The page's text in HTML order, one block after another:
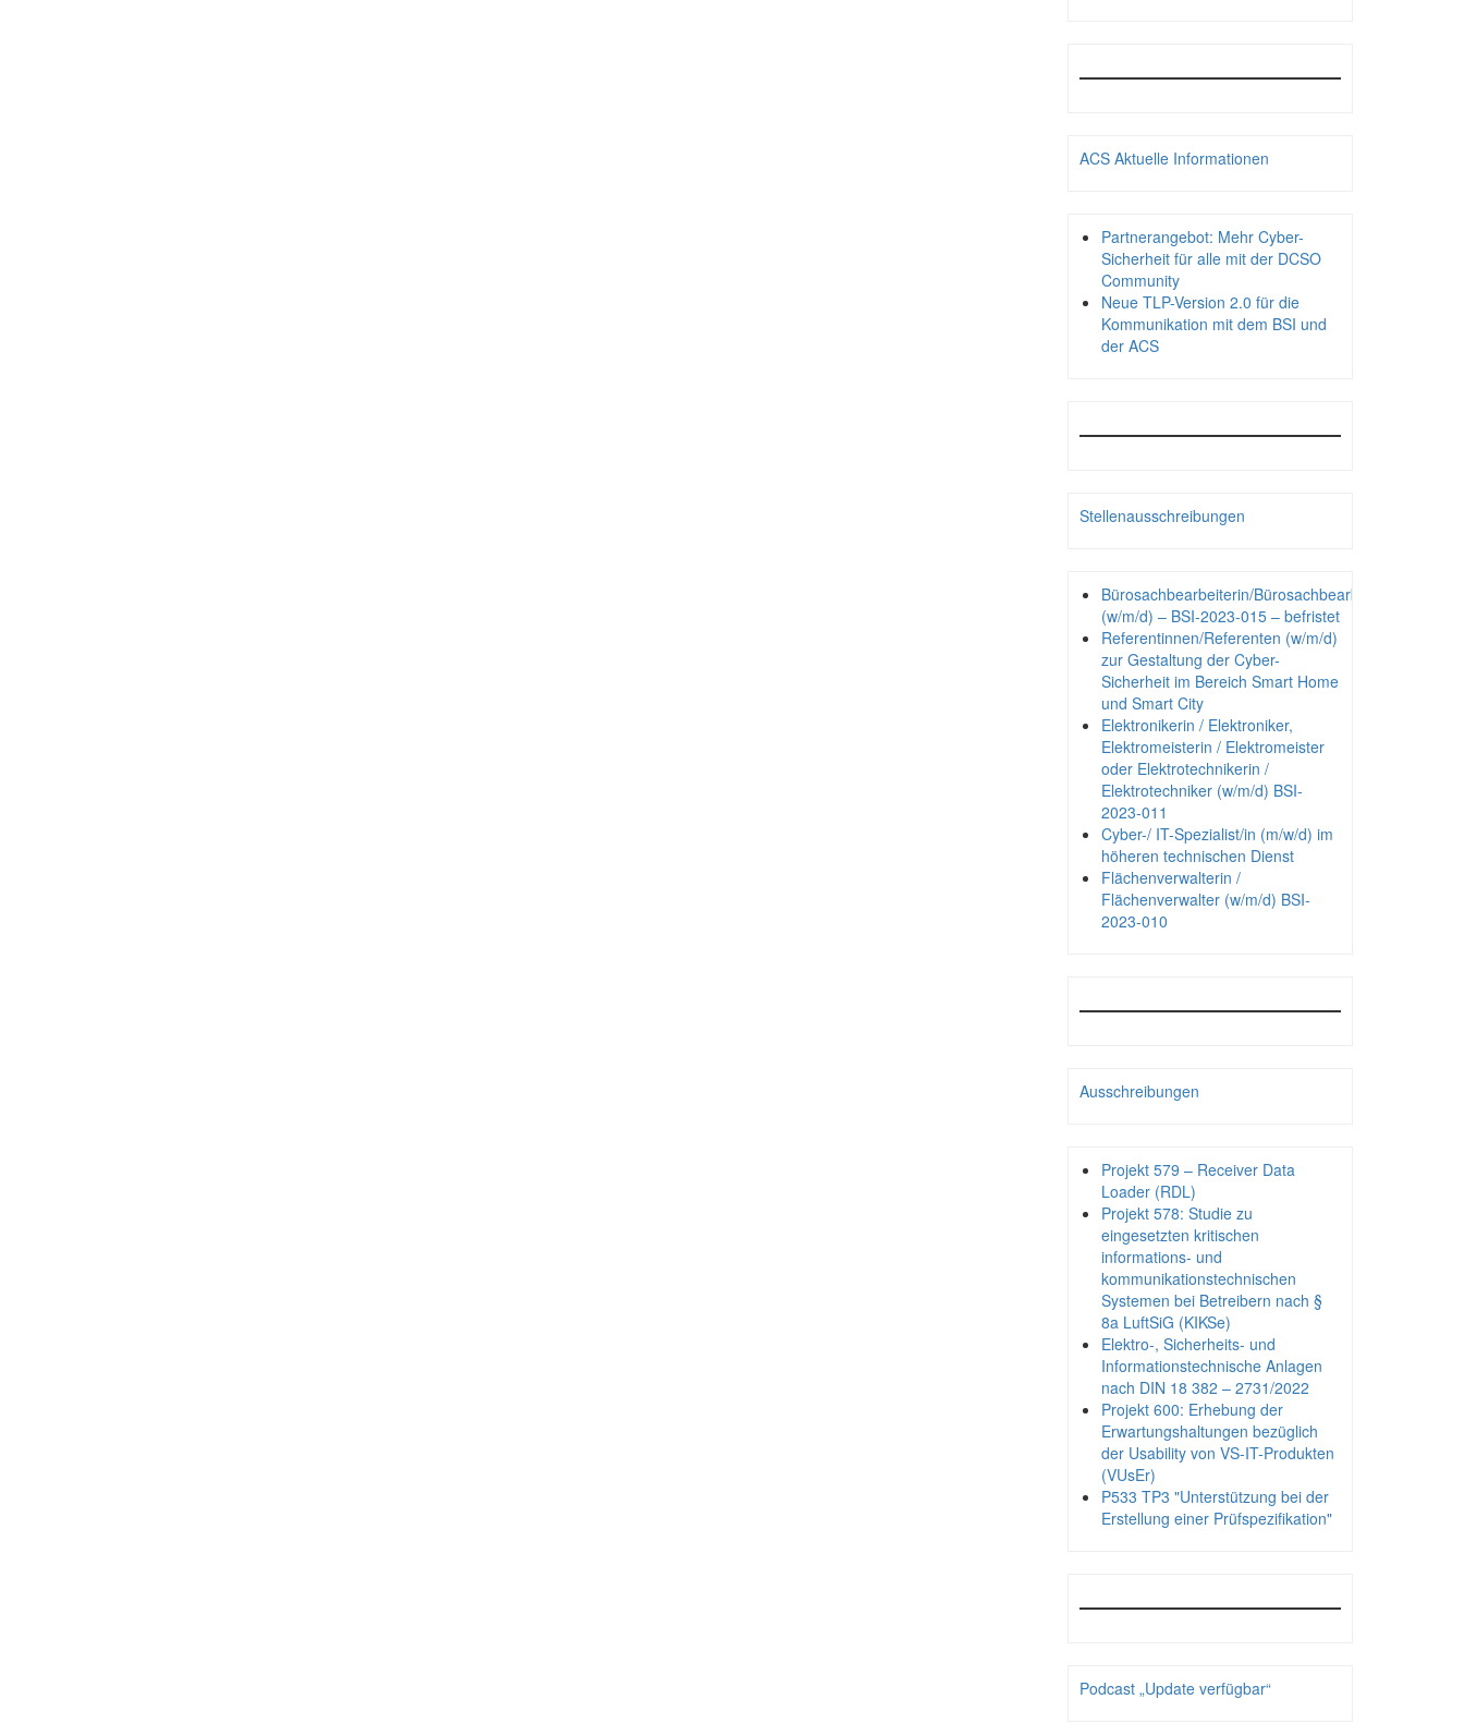
ACS Aktuelle Informationen
Partnerangebot: Mehr Cyber-
Sicherheit für alle mit der DCSO
Community
Neue TLP-Version 2.0 für die
Kommunikation mit dem BSI und
der ACS
Stellenausschreibungen
Bürosachbearbeiterin/Bürosachbearbeiter
(w/m/d) – BSI-2023-015 – befristet
Referentinnen/Referenten (w/m/d)
zur Gestaltung der Cyber-
Sicherheit im Bereich Smart Home
und Smart City
Elektronikerin / Elektroniker,
Elektromeisterin / Elektromeister
oder Elektrotechnikerin /
Elektrotechniker (w/m/d) BSI-
2023-011
Cyber-/ IT-Spezialist/in (m/w/d) im
höheren technischen Dienst
Flächenverwalterin /
Flächenverwalter (w/m/d) BSI-
2023-010
Ausschreibungen
Projekt 579 – Receiver Data
Loader (RDL)
Projekt 578: Studie zu
eingesetzten kritischen
informations- und
kommunikationstechnischen
Systemen bei Betreibern nach §
8a LuftSiG (KIKSe)
Elektro-, Sicherheits- und
Informationstechnische Anlagen
nach DIN 18 382 – 2731/2022
Projekt 600: Erhebung der
Erwartungshaltungen bezüglich
der Usability von VS-IT-Produkten
(VUsEr)
P533 TP3 "Unterstützung bei der
Erstellung einer Prüfspezifikation"
Podcast „Update verfügbar“